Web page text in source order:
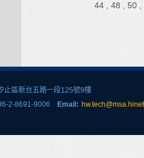
44 , 48 , 50 ,
止區新台五路一段125號9樓
2-8691-9006 Email: